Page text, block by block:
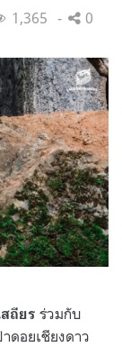
1,365 0
ถียร ร่วมกับ
ดอยเชียงดาว